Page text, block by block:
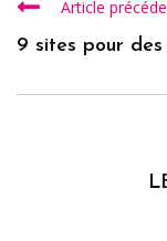
Article
9 sites pour